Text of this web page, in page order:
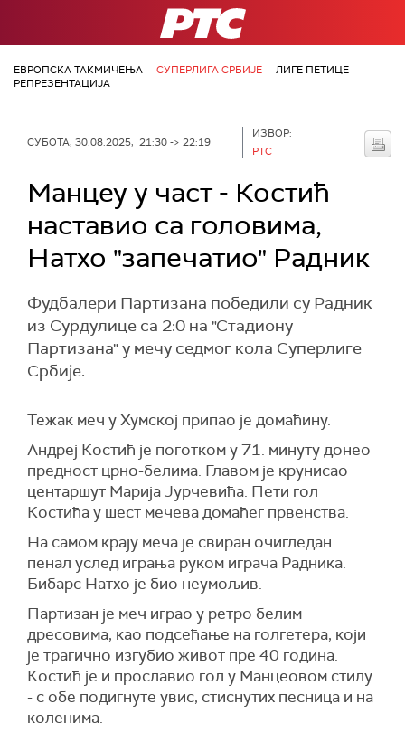
РТС
ЕВРОПСКА ТАКМИЧЕЊА СУПЕРЛИГА СРБИЈЕ
ЛИГЕ ПЕТИЦЕ
РЕПРЕЗЕНТАЦИЈА
СУБОТА, 30.08.2025, 21:30 -> 22:19
ИЗВОР:
РТС
Манцеу у част - Костић
наставио са головима,
Натхо "запечатио" Радник
Фудбалери Партизана победили су Радник
из Сурдулице са 2:0 на "Стадиону
Партизана" у мечу седмог кола Суперлиге
Србије.
Тежак меч у Хумској припао је домаћину.
Андреј Костић је поготком у 71. минуту донео
предност црно-белима. Главом је крунисао
центаршут Марија Јурчевића. Пети гол
Костића у шест мечева домаћег првенства.
На самом крају меча је свиран очигледан
пенал услед играња руком играча Радника.
Бибарс Натхо је био неумољив.
Партизан је меч играо у ретро белим
дресовима, као подсећање на голгетера, који
је трагично изгубио живот пре 40 година.
Костић је и прославио гол у Манцеовом стилу
- с обе подигнуте увис, стиснутих песница и на
коленима.